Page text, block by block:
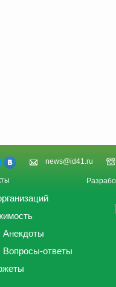
news@id41.ru
Анекдоты
Вопросы-ответы